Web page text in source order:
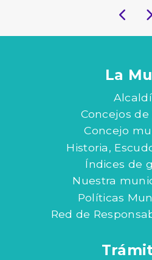
La
Concejos
Concejo
Historia,
Índices de
Nuestra
Políticas
Red de